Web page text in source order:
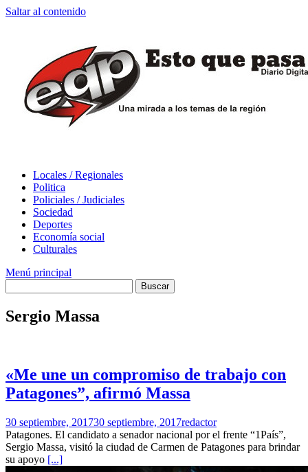
Saltar al contenido
Locales / Regionales
Politica
Policiales / Judiciales
Sociedad
Deportes
Economía social
Culturales
Menú principal
Sergio Massa
«Me une un compromiso de trabajo con
Patagones”, afirmó Massa
30 septiembre, 201730 septiembre, 2017redactor
Patagones. El candidato a senador nacional por el frente “1País”,
Sergio Massa, visitó la ciudad de Carmen de Patagones para brindar
su apoyo [...]